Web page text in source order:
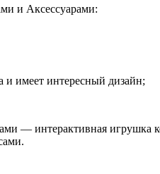
и Аксессуарами:
и имеет интересный дизайн;
— интерактивная игрушка